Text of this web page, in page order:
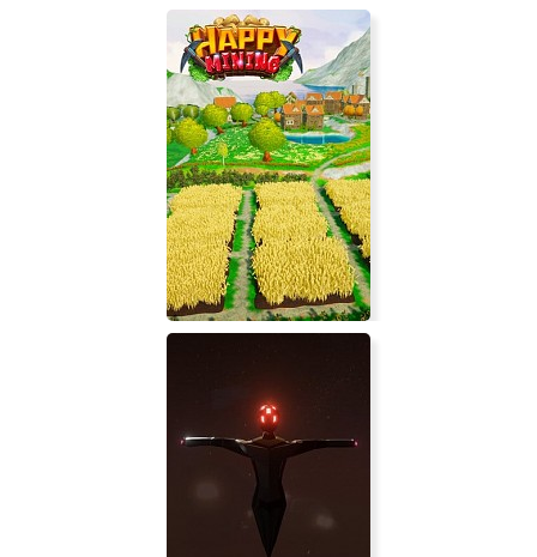
Supreme Ruler 2020 Gold
Happy Mining